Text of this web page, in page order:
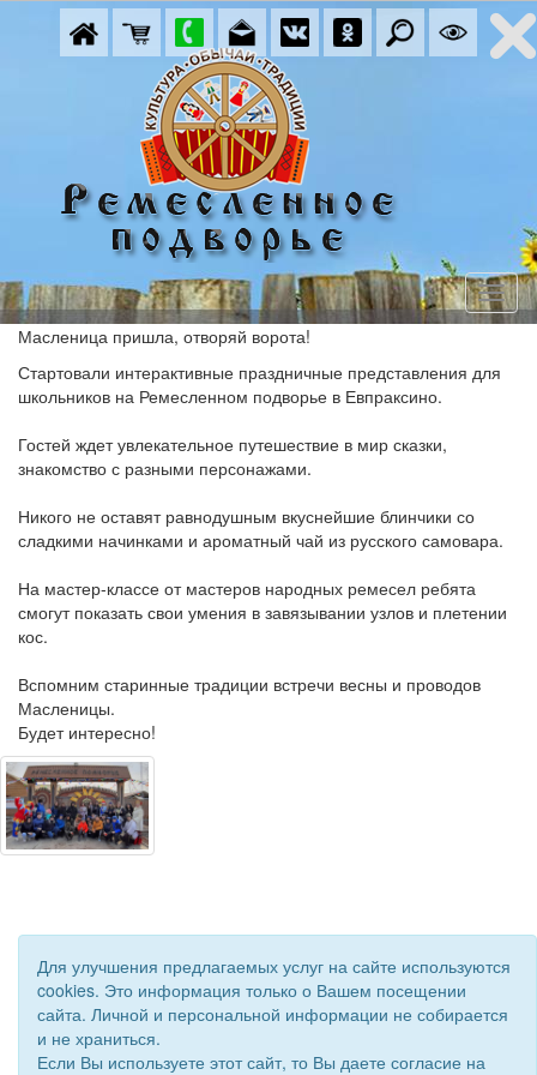
Масленица пришла, отворяй ворота!
Стартовали интерактивные праздничные представления для
школьников на Ремесленном подворье в Евпраксино.
Гостей ждет увлекательное путешествие в мир сказки,
знакомство с разными персонажами.
Никого не оставят равнодушным вкуснейшие блинчики со
сладкими начинками и ароматный чай из русского самовара.
На мастер-классе от мастеров народных ремесел ребята
смогут показать свои умения в завязывании узлов и плетении
кос.
Вспомним старинные традиции встречи весны и проводов
Масленицы.
Будет интересно!
Для улучшения предлагаемых услуг на сайте используются
cookies. Это информация только о Вашем посещении
сайта. Личной и персональной информации не собирается
и не храниться.
Если Вы используете этот сайт, то Вы даете согласие на